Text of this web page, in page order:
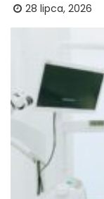
28 lipca, 2026